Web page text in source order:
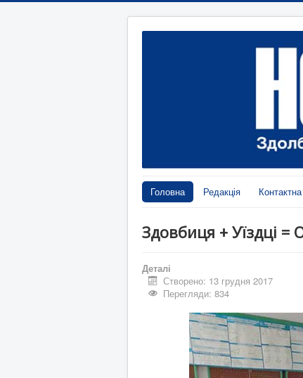
Головна Редакція
Здовбиця + Уїздці =
Деталі
Створено: 13 грудня 2017
Перегляди: 834